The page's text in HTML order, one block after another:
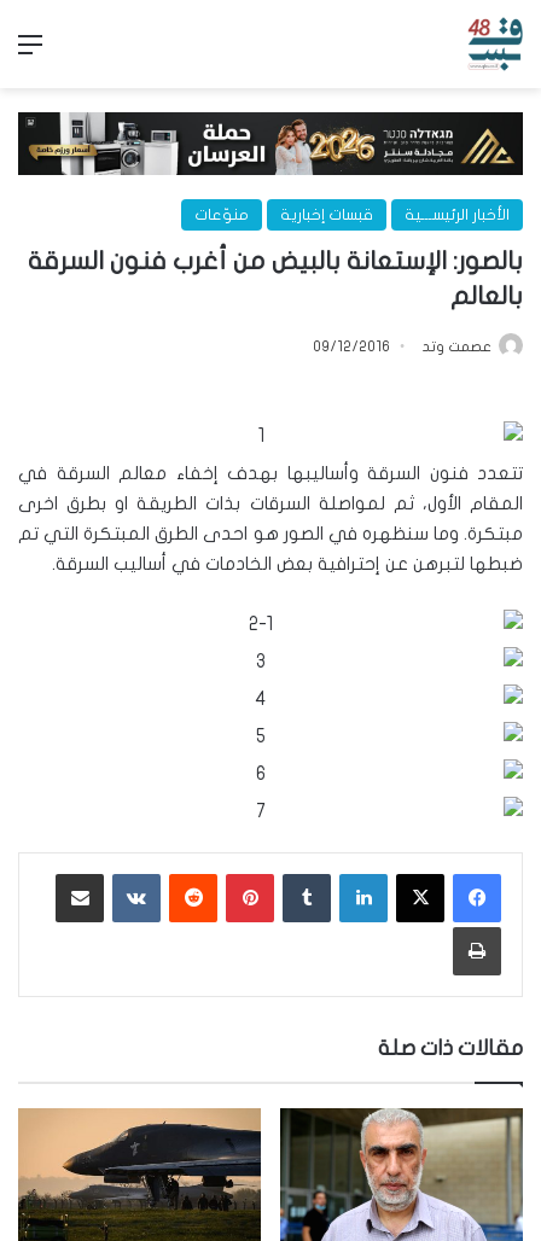
الأخبار الرئيســـية قبسات إخبارية منوّعات
بالصور: الإستعانة بالبيض من أغرب فنون السرقة
بالعالم
عصمت وتد 09/12/2016
تتعدد فنون السرقة وأساليبها بهدف إخفاء معالم السرقة في
المقام الأول، ثم لمواصلة السرقات بذات الطريقة او بطرق اخرى
مبتكرة. وما سنظهره في الصور هو احدى الطرق المبتكرة التي تم
ضبطها لتبرهن عن إحترافية بعض الخادمات في أساليب السرقة.
لينكدإن بينتيريست ‏VKontakte
طباعة
مقالات ذات صلة